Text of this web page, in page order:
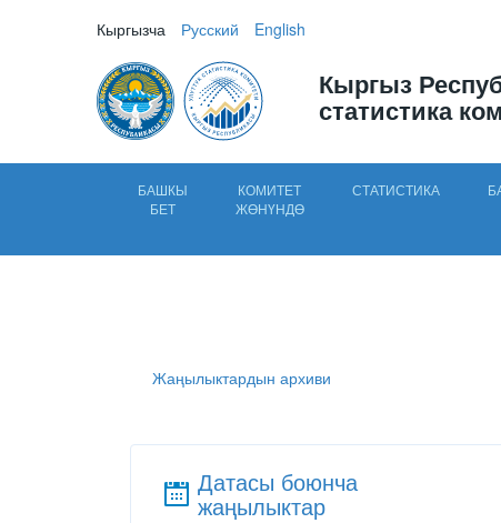
Кыргызча Русский English
Кыргыз
статистика
БАШКЫ
БЕТ
КОМИТЕТ
ЖӨНҮНДӨ
СТАТИСТИКА
Жаңылыктардын архиви
Датасы боюнча
жаңылыктар